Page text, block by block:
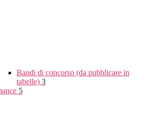
Bandi di concorso (da pubblicare in
tabelle) 3
5